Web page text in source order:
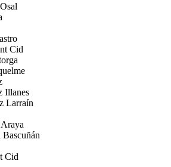
Cid
Illanes
Larraín
Bascuñán
Cid